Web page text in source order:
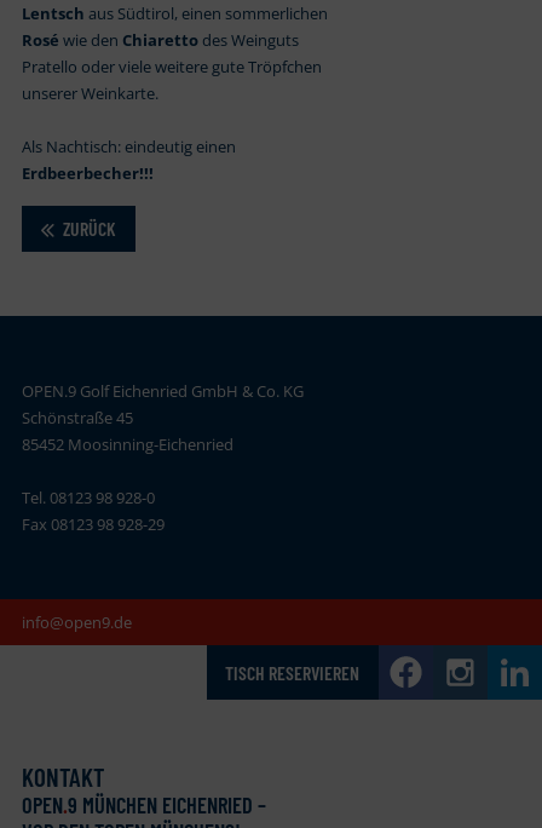
Lentsch aus Südtirol, einen sommerlichen
Rosé wie den Chiarettodes Weinguts
Pratello oder viele weitere gute Tröpfchen
unserer Weinkarte.
Als Nachtisch: eindeutig einen
Erdbeerbecher!!!
ZURÜCK
OPEN.9 Golf Eichenried GmbH & Co. KG
Schönstraße 45
85452 Moosinning-Eichenried
Tel. 08123 98 928-0
Fax 08123 98 928-29
info@open9.de
TISCH RESERVIEREN
KONTAKT
OPEN.9 MÜNCHEN EICHENRIED –